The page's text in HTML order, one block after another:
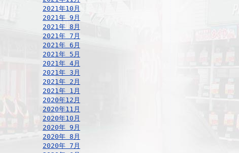
2021年10月
2021年 9月
2021年 8月
2021年 7月
2021年 6月
2021年 5月
2021年 4月
2021年 3月
2021年 2月
2021年 1月
2020年12月
2020年11月
2020年10月
2020年 9月
2020年 8月
2020年 7月